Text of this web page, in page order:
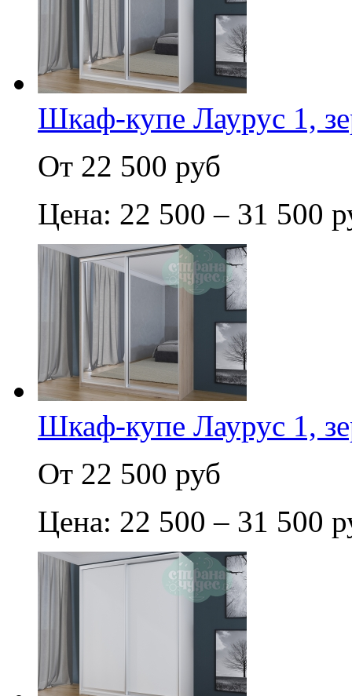
Шкаф-купе Лаурус 1,
От 22 500 руб
Цена: 22 500 – 31 500
Шкаф-купе Лаурус 1,
От 22 500 руб
Цена: 22 500 – 31 500